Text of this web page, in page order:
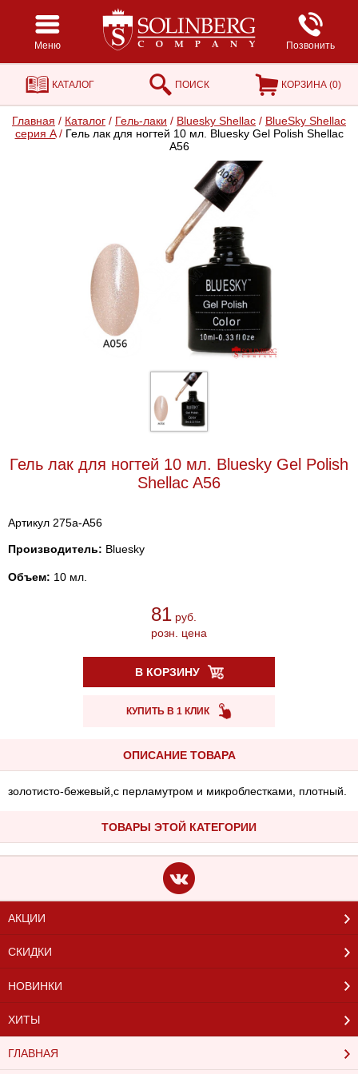
Меню Позвонить
КАТАЛОГ ПОИСК КОРЗИНА (0)
Главная / Каталог / Гель-лаки / Bluesky Shellac / BlueSky Shellac
серия A /Гель лак для ногтей 10 мл. Bluesky Gel Polish Shellac
A56
Гель лак для ногтей 10 мл. Bluesky Gel Polish
Shellac A56
Артикул 275a-A56
Производитель: Bluesky
Объем: 10 мл.
81 руб.
розн. цена
В КОРЗИНУ
КУПИТЬ В 1 КЛИК
ОПИСАНИЕ ТОВАРА
золотисто-бежевый,с перламутром и микроблестками, плотный.
ТОВАРЫ ЭТОЙ КАТЕГОРИИ
АКЦИИ
СКИДКИ
НОВИНКИ
ХИТЫ
ГЛАВНАЯ